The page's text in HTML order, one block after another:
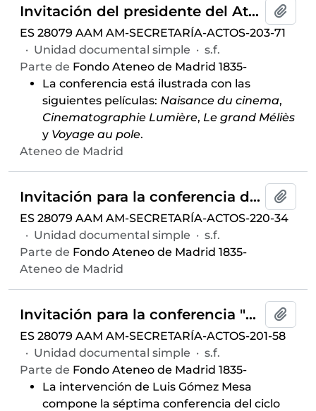
Invitación del presidente del Ateneo de Madrid a la conferencia
ES 28079 AAM AM-SECRETARÍA-ACTOS-203-71
· Unidad documental simple · s.f.
Parte de Fondo Ateneo de Madrid 1835-
La conferencia está ilustrada con las
siguientes películas: Naisance du cinema,
Cinematographie Lumière, Le grand Méliès
y Voyage au pole.
Ateneo de Madrid
Invitación para la conferencia dentro del ciclo
ES 28079 AAM AM-SECRETARÍA-ACTOS-220-34
· Unidad documental simple · s.f.
Parte de Fondo Ateneo de Madrid 1835-
Ateneo de Madrid
Invitación para la conferencia "Nuestro cine tiene que ser de España" ofrecida por Luis Gómez Mesa, dentro del ciclo
ES 28079 AAM AM-SECRETARÍA-ACTOS-201-58
· Unidad documental simple · s.f.
Parte de Fondo Ateneo de Madrid 1835-
La intervención de Luis Gómez Mesa
compone la séptima conferencia del ciclo